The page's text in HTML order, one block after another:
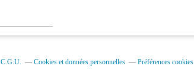
C.G.U. Cookies et données personnelles Préférences cookies